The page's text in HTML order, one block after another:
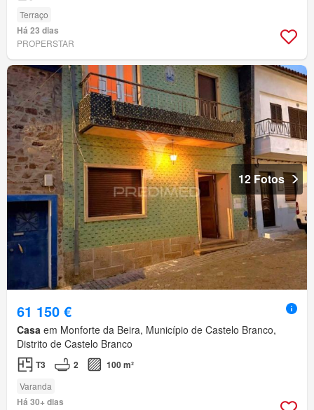
Terraço
Há 23 dias
PROPERSTAR
12 Fotos
61 150 €
Casa em Monforte da Beira, Município de Castelo Branco,
Distrito de Castelo Branco
T3 2 100 m²
Varanda
Há 30+ dias